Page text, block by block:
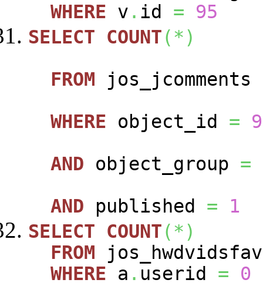
WHERE v . id =
95
SELECT
COUNT(*)
FROM jos_jcomments
WHERE object_id =
AND object_group =
AND published =
1
SELECT
COUNT(*)
FROM
WHERE a . userid = 0